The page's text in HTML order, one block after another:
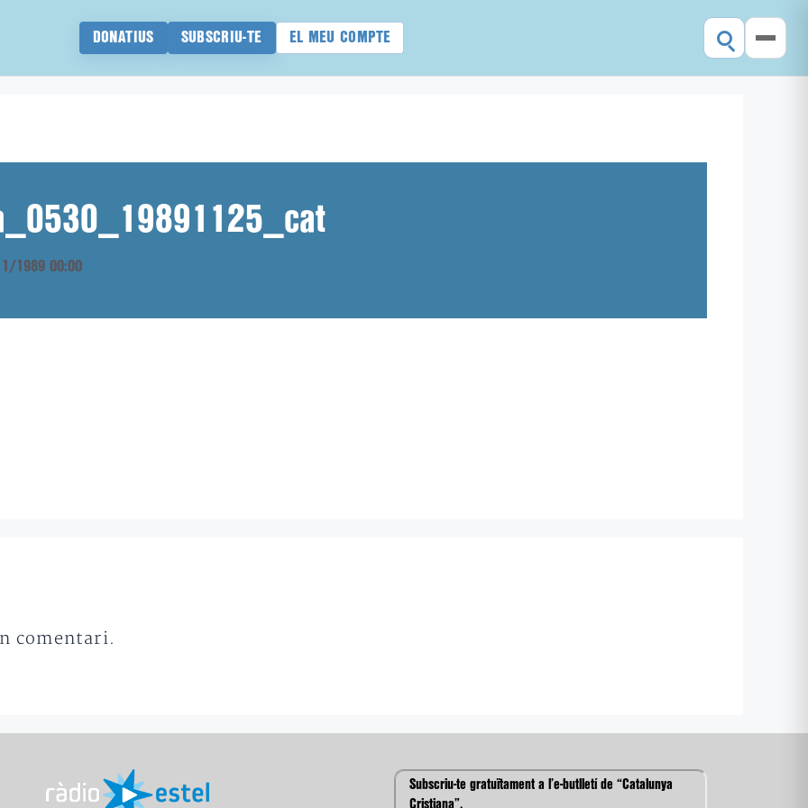
DONATIUS SUBSCRIU-TE EL MEU COMPTE
1989 00:00
comentari.
Subscriu-te gratuïtament a l’e-butlletí de “Catalunya
Cristiana”.